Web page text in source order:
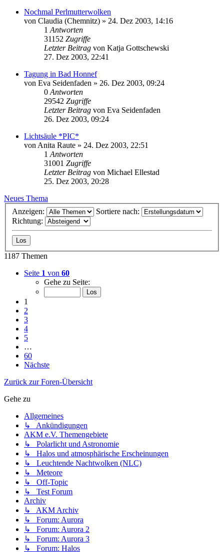
Nochmal Perlmutterwolken
von Claudia (Chemnitz) » 24. Dez 2003, 14:16
1 Antworten
31152 Zugriffe
Letzter Beitrag von Katja Gottschewski
27. Dez 2003, 22:41
Tagung in Bad Honnef
von Eva Seidenfaden » 26. Dez 2003, 09:24
0 Antworten
29542 Zugriffe
Letzter Beitrag von Eva Seidenfaden
26. Dez 2003, 09:24
Lichtsäule *PIC*
von Anita Raute » 24. Dez 2003, 22:51
1 Antworten
31001 Zugriffe
Letzter Beitrag von Michael Ellestad
25. Dez 2003, 20:28
Neues Thema
Anzeigen:
Sortiere nach:
Richtung:
1187 Themen
Seite 1 von 60
Gehe zu Seite:
1
2
3
4
5
…
60
Nächste
Zurück zur Foren-Übersicht
Gehe zu
Allgemeines
↳ Ankündigungen
AKM e.V. Themengebiete
↳ Polarlicht und Astronomie
↳ Halos und atmosphärische Erscheinungen
↳ Leuchtende Nachtwolken (NLC)
↳ Meteore
↳ Off-Topic
↳ Test Forum
Archiv
↳ AKM Archiv
↳ Forum: Aurora
↳ Forum: Aurora 2
↳ Forum: Aurora 3
↳ Forum: Halos